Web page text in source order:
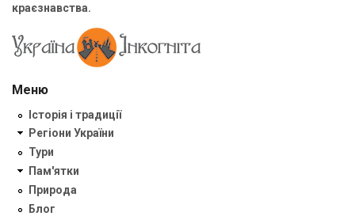
краєзнавства.
Меню
Історія і традиції
Регіони України
Тури
Пам'ятки
Природа
Блог